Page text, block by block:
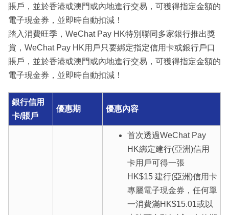
賬戶，並於香港或澳門或內地進行交易，可獲得指定金額的
電子現金券，並即時自動扣減！
踏入消費旺季，WeChat Pay HK特別聯同多家銀行推出獎
賞，WeChat Pay HK用戶只要綁定指定信用卡或銀行戶口
賬戶，並於香港或澳門或內地進行交易，可獲得指定金額的
電子現金券，並即時自動扣減！
銀行信用
卡/賬戶
優惠期 優惠內容
首次透過WeChat Pay
HK綁定建行(亞洲)信用
卡用戶可得一張
HK$15 建行(亞洲)信用卡
專屬電子現金券，任何單
一消費滿HK$15.01或以